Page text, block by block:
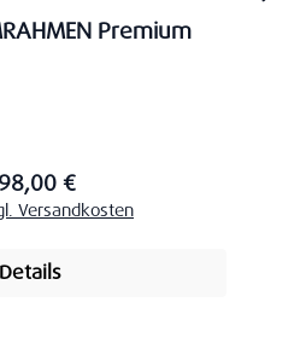
Premium
€
Versandkosten
Details